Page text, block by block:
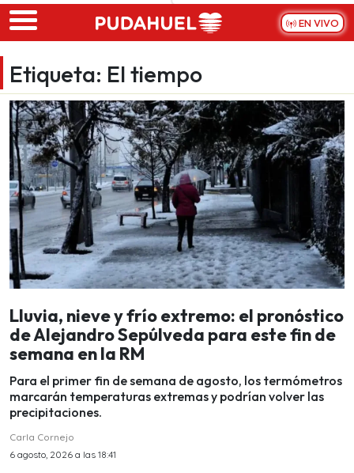
Skip to main content
EN VIVO
Etiqueta: El tiempo
Lluvia, nieve y frío extremo: el pronóstico
de Alejandro Sepúlveda para este fin de
semana en la RM
Para el primer fin de semana de agosto, los termómetros
marcarán temperaturas extremas y podrían volver las
precipitaciones.
Carla Cornejo
6 agosto, 2026 a las 18:41